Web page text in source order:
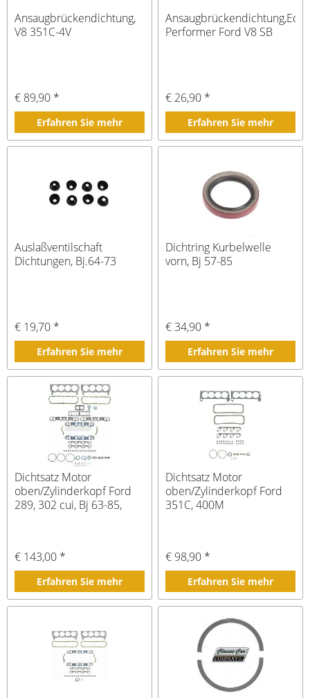
Ansaugbrückendichtung,
V8 351C-4V
€ 89,90 *
Erfahren Sie mehr
Performer Ford V8 SB
€ 26,90 *
Erfahren Sie mehr
Auslaßventilschaft
Dichtungen, Bj.64-73
€ 19,70 *
Erfahren Sie mehr
Dichtring Kurbelwelle
vorn, Bj 57-85
€ 34,90 *
Erfahren Sie mehr
Dichtsatz Motor
oben/Zylinderkopf Ford
289, 302 cui, Bj 63-85,
€ 143,00 *
Erfahren Sie mehr
Dichtsatz Motor
oben/Zylinderkopf Ford
351C, 400M
€ 98,90 *
Erfahren Sie mehr